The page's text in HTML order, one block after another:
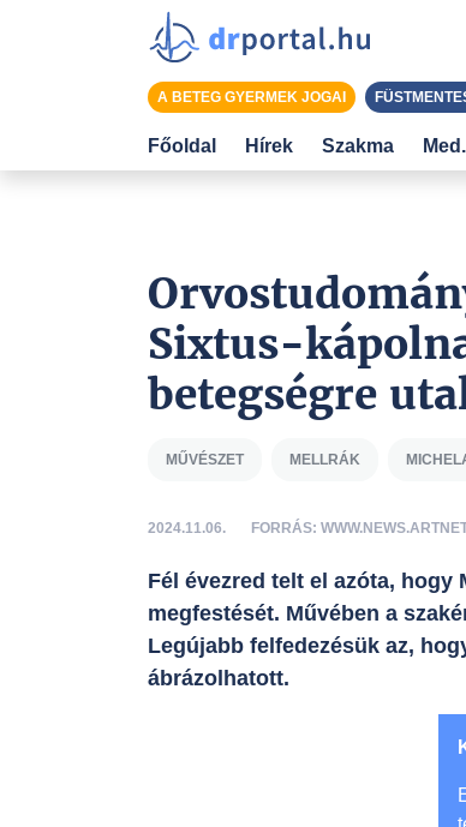
Sixtus-
betegségre
MŰVÉSZET MELLRÁK
2024.11.06. FORRÁS:
Fél évezred telt el azóta,
megfestését. Művében a
Legújabb felfedezésük az,
ábrázolhatott.
A BETEG GYERMEK JOGAI
Főoldal Hírek Szakma